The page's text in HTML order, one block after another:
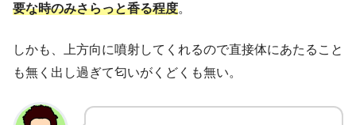
要な時のみさらっと香る程度。
しかも、上方向に噴射してくれるので直接体にあたること
も無く出し過ぎて匂いがくどくも無い。